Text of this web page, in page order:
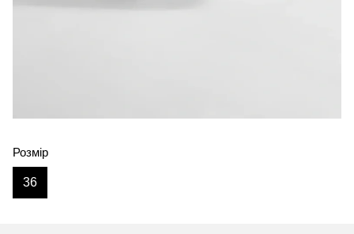
Розмір
36